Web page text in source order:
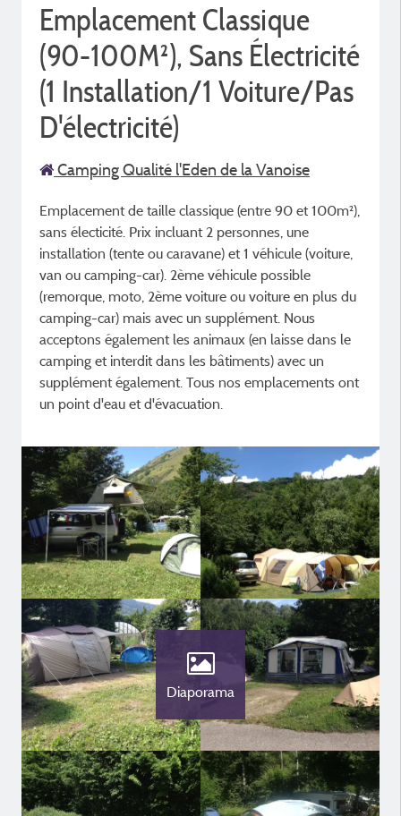
Emplacement Classique
(90-100M²), Sans Électricité
(1 Installation/1 Voiture/Pas
D'électricité)
Camping Qualité l'Eden de la Vanoise
Emplacement de taille classique (entre 90 et 100m²),
sans électicité. Prix incluant 2 personnes, une
installation (tente ou caravane) et 1 véhicule (voiture,
van ou camping-car). 2ème véhicule possible
(remorque, moto, 2ème voiture ou voiture en plus du
camping-car) mais avec un supplément. Nous
acceptons également les animaux (en laisse dans le
camping et interdit dans les bâtiments) avec un
supplément également. Tous nos emplacements ont
un point d'eau et d'évacuation.
Diaporama